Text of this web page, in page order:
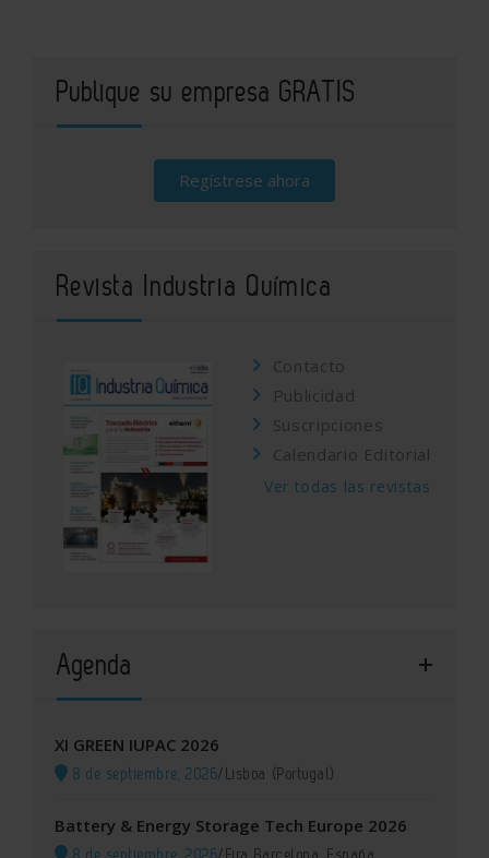
Publique su empresa GRATIS
Regístrese ahora
Revista Industria Química
Contacto
Publicidad
Suscripciones
Calendario Editorial
Ver todas las revistas
Agenda
XI GREEN IUPAC 2026
8 de septiembre, 2026/ Lisboa (Portugal)
Battery & Energy Storage Tech Europe 2026